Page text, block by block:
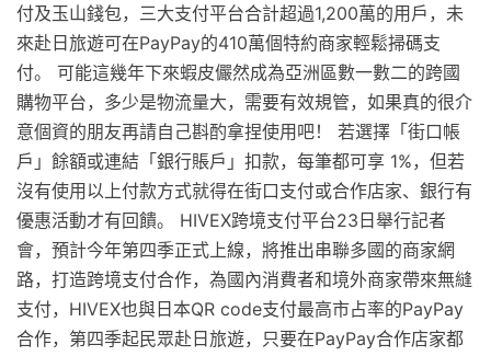
付及玉山錢包，三大支付平台合計超過1,200萬的用戶，未
來赴日旅遊可在PayPay的410萬個特約商家輕鬆掃碼支
付。 可能這幾年下來蝦皮儼然成為亞洲區數一數二的跨國
購物平台，多少是物流量大，需要有效規管，如果真的很介
意個資的朋友再請自己斟酌拿捏使用吧！ 若選擇「街口帳
戶」餘額或連結「銀行賬戶」扣款，每筆都可享 1%，但若
沒有使用以上付款方式就得在街口支付或合作店家、銀行有
優惠活動才有回饋。 HIVEX跨境支付平台23日舉行記者
會，預計今年第四季正式上線，將推出串聯多國的商家網
路，打造跨境支付合作，為國內消費者和境外商家帶來無縫
支付，HIVEX也與日本QR code支付最高市占率的PayPay
合作，第四季起民眾赴日旅遊，只要在PayPay合作店家都